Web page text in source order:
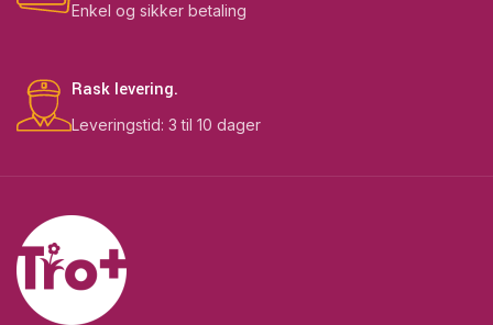
Enkel og sikker betaling
Rask levering.
Leveringstid: 3 til 10 dager